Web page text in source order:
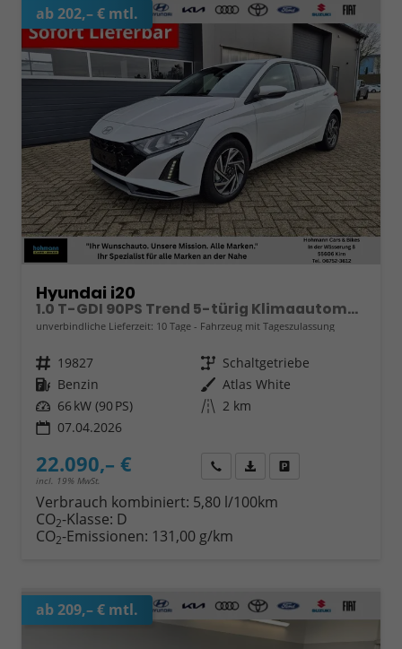
ab 202,– € mtl.
Hyundai i20
1.0 T-GDI 90PS Trend 5-türig Klimaautomatik Sitzheizung Lenkradheizung Rückf.Kamera PDC Apple CarPlay Android Auto Tempomat Touchscreen 16"LM
unverbindliche Lieferzeit: 10 Tage Fahrzeug mit Tageszulassung
Fahrzeugnr. 19827 Getriebe Schaltgetriebe
Kraftstoff Benzin Außenfarbe Atlas White
Leistung 66 kW (90 PS) Kilometerstand 2 km
07.04.2026
22.090,– €
incl. 19% MwSt.
Wir rufen Sie anFahrzeugexposé (PDF)
Verbrauch kombiniert: 5,80 l/100km
CO2-Klasse: D
CO2-Emissionen: 131,00 g/km
ab 209,– € mtl.